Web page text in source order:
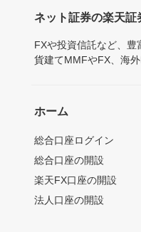
ネット証券の楽天証
FXや投資信託など、
貨建てMMFやFX、海
ホーム
総合口座ログイン
総合口座の開設
楽天FX口座の開設
法人口座の開設